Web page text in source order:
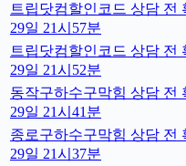
트립닷컴할인코드 상담 전
29일 21시57분
트립닷컴할인코드 상담 전
29일 21시52분
동작구하수구막힘 상담 전
29일 21시41분
종로구하수구막힘 상담 전
29일 21시37분